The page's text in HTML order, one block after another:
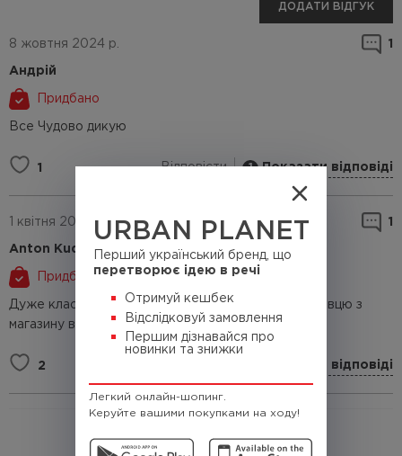
URBAN PLANET
Перший український бренд, що
перетворює ідею в речі
Отримуй кешбек
Відслідковуй замовлення
Першим дізнавайся про
новинки та знижки
Легкий онлайн-шопинг.
Керуйте вашими покупками на ходу!
ДОДАТИ ВІДГУК
8 жовтня 2024 р. 1
Андрій
Придбано
Все Чудово дикую
1 Відповісти 1 Показати відповіді
1 квітня 2024 р. 1
Anton Kudrin
Придбано
Дуже класна якісна вітровка! Дякую дівчині продавцю з
магазину в Одесі за допомогу з вибором розміру)
2 Показати відповіді